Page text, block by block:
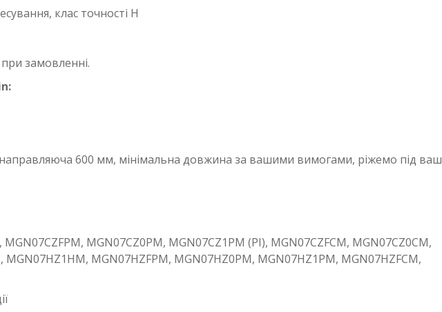
клас точності H
замовленні.
600 мм, мінімальна довжина за вашими вимогами, ріжемо під ваш
MGN07CZ0PM, MGN07CZ1PM (PI), MGN07CZFCM, MGN07CZ0CM,
MGN07HZFPM, MGN07HZ0PM, MGN07HZ1PM, MGN07HZFCM,